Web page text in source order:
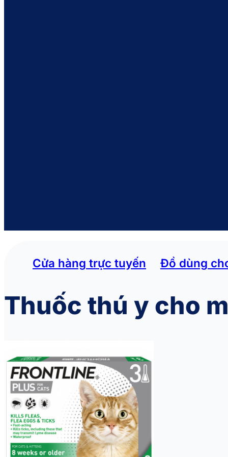
Cửa hàng trực tuyến Đồ dùng
Thuốc thú y cho